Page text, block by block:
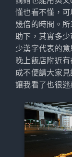
懂也看不懂，
幾倍的時間。
助下，其實多
少漢字代表的
晚上飯店附近
成不便請大家見
讓我看了也很